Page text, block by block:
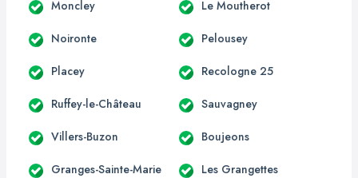
Moncley Le Moutherot
Noironte Pelousey
Placey Recologne 25
Ruffey-le-Château Sauvagney
Villers-Buzon Boujeons
Granges-Sainte-Marie Les Grangettes